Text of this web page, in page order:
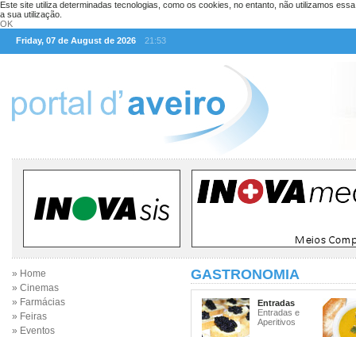
Este site utiliza determinadas tecnologias, como os cookies, no entanto, não utilizamos
a sua utilização.
OK
Friday, 07 de August de 2026
21:53
» Home
» Cinemas
» Farmácias
» Feiras
» Eventos
GASTRONOMIA
Entradas
Entradas e
Aperitivos